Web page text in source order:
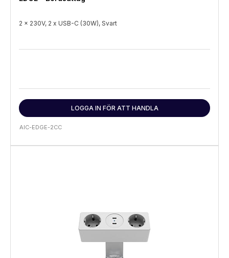
2 x 230V, 2 x USB-C (30W), Svart
LOGGA IN FÖR ATT HANDLA
AIC-EDGE-2CC